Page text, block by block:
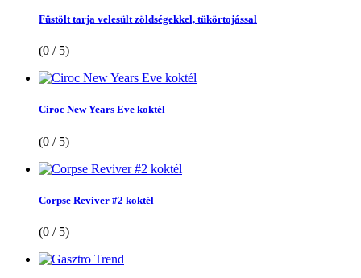
Füstölt tarja velesült zöldségekkel, tükörtojással
(0 / 5)
Ciroc New Years Eve koktél
(0 / 5)
Corpse Reviver #2 koktél
(0 / 5)